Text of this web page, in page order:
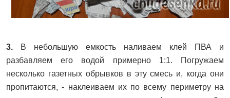
3. В небольшую емкость наливаем клей ПВА и
разбавляем его водой примерно 1:1. Погружаем
несколько газетных обрывков в эту смесь и, когда они
пропитаются, - наклеиваем их по всему периметру на